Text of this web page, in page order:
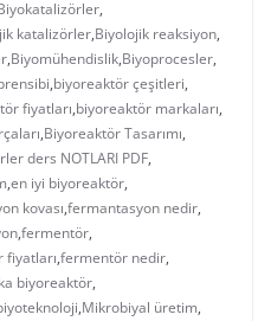
,
katalizörler,Biyolojik reaksiyon,
,Biyomühendislik,Biyoprocesler,
,biyoreaktör çeşitleri,
fiyatları,biyoreaktör markaları,
,Biyoreaktör Tasarımı,
ders NOTLARI PDF,
,en iyi biyoreaktör,
kovası,fermantasyon nedir,
,fermentör,
,fermentör nedir,
biyoreaktör,
,Mikrobiyal üretim,